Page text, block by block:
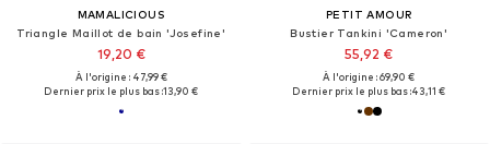
MAMALICIOUS
Triangle Maillot de bain 'Josefine'
19,20 €
À l'origine : 47,99 €
Dernier prix le plus bas :13,90 €
PETIT AMOUR
Bustier Tankini 'Cameron'
55,92 €
À l'origine : 69,90 €
Dernier prix le plus bas :43,11 €